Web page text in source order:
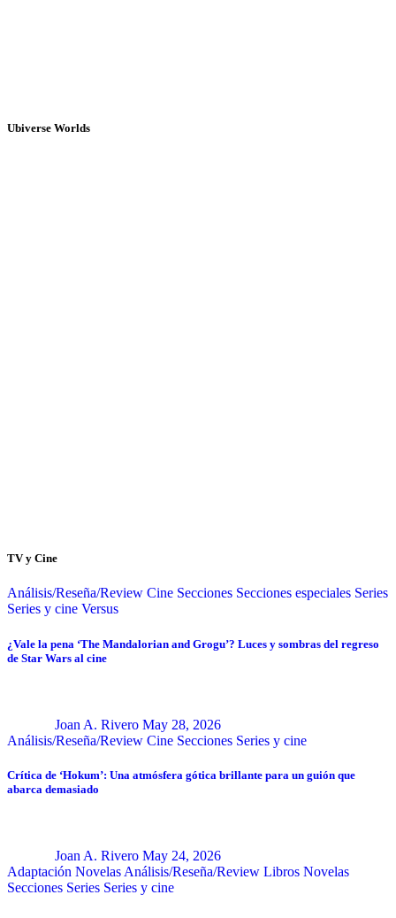
Ubiverse Worlds
TV y Cine
Análisis/Reseña/Review Cine Secciones Secciones especiales Series
Series y cine Versus
¿Vale la pena ‘The Mandalorian and Grogu’? Luces y sombras del regreso
de Star Wars al cine
Joan A. Rivero May 28, 2026
Análisis/Reseña/Review Cine Secciones Series y cine
Crítica de ‘Hokum’: Una atmósfera gótica brillante para un guión que
abarca demasiado
Joan A. Rivero May 24, 2026
Adaptación Novelas Análisis/Reseña/Review Libros Novelas
Secciones Series Series y cine